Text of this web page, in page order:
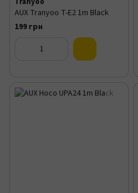
AUX Tranyoo T-E2 1m Black
199 грн